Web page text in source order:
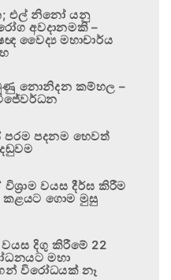
එල් නිනෝ යනු
අවදානමකි –
වෛද්‍ය මහාචාර්ය
නොනිදන කම්හල –
පරම පදනම හෙවත්
වයස දීර්ඝ කිරීම
කළයට ගොම මුසු
දිගු කිරීමේ 22
මහා
විරෝධයක් නෑ